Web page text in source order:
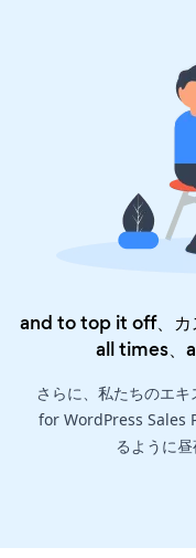
and to top it off、カ
all times、
さらに、私たちのエ
for WordPress Sales
るように